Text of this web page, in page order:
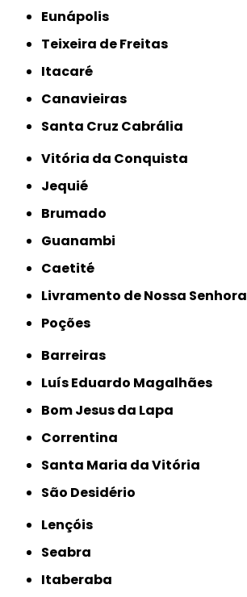
Eunápolis
Teixeira de Freitas
Itacaré
Canavieiras
Santa Cruz Cabrália
Vitória da Conquista
Jequié
Brumado
Guanambi
Caetité
Livramento de Nossa Senhora
Poções
Barreiras
Luís Eduardo Magalhães
Bom Jesus da Lapa
Correntina
Santa Maria da Vitória
São Desidério
Lençóis
Seabra
Itaberaba